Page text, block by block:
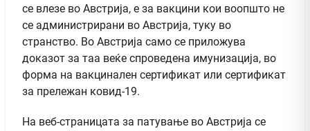
се влезе во Австрија, е за вакцини кои воопшто не
се администрирани во Австрија, туку во
странство. Во Австрија само се приложува
доказот за таа веќе спроведена имунизација, во
форма на вакцинален сертификат или сертификат
за прележан ковид-19.
На веб-страницата за патување во Австрија се